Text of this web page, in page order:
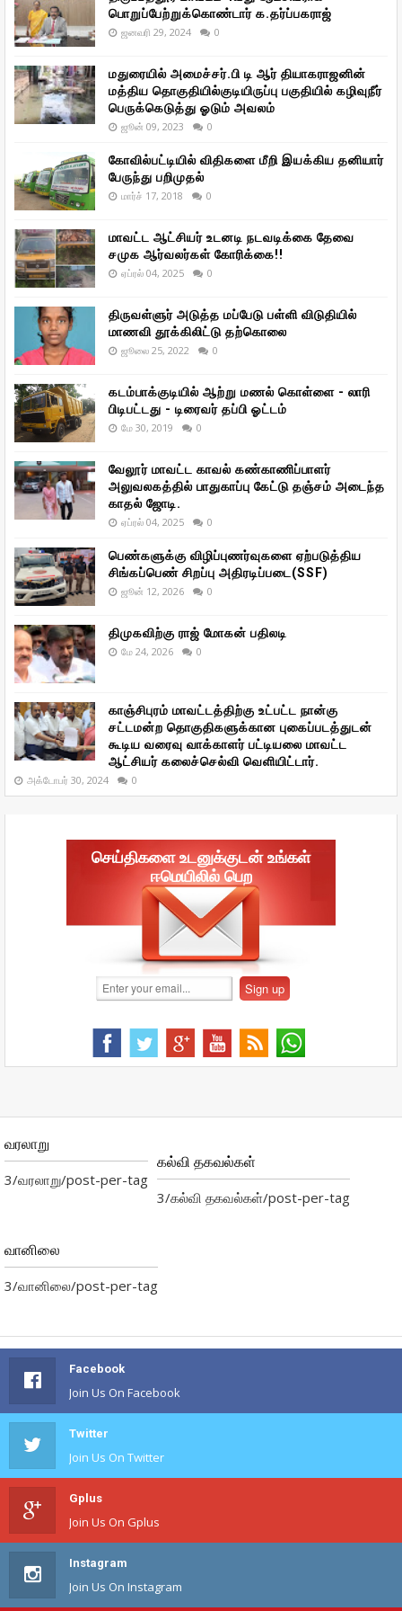
பொறுப்பேற்றுக்கொண்டார் க.தர்ப்பகராஜ்
ஜனவரி 29, 2024 0
மதுரையில் அமைச்சர்.பி டி ஆர் தியாகராஜனின்
மத்திய தொகுதியில்குடியிருப்பு பகுதியில் கழிவுநீர்
பெருக்கெடுத்து ஓடும் அவலம்
ஜூன் 09, 2023 0
கோவில்பட்டியில் விதிகளை மீறி இயக்கிய தனியார்
பேருந்து பறிமுதல்
மார்ச் 17, 2018 0
மாவட்ட ஆட்சியர் உடனடி நடவடிக்கை தேவை
சமுக ஆர்வலர்கள் கோரிக்கை!!
ஏப்ரல் 04, 2025 0
திருவள்ளுர் அடுத்த மப்பேடு பள்ளி விடுதியில்
மாணவி தூக்கிலிட்டு தற்கொலை
ஜூலை 25, 2022 0
கடம்பாக்குடியில் ஆற்று மணல் கொள்ளை - லாரி
பிடிபட்டது - டிரைவர் தப்பி ஓட்டம்
மே 30, 2019 0
வேலூர் மாவட்ட காவல் கண்காணிப்பாளர்
அலுவலகத்தில் பாதுகாப்பு கேட்டு தஞ்சம் அடைந்த
காதல் ஜோடி.
ஏப்ரல் 04, 2025 0
பெண்களுக்கு விழிப்புணர்வுகளை ஏற்படுத்திய
சிங்கப்பெண் சிறப்பு அதிரடிப்படை(SSF)
ஜூன் 12, 2026 0
திமுகவிற்கு ராஜ் மோகன் பதிலடி
மே 24, 2026 0
காஞ்சிபுரம் மாவட்டத்திற்கு உட்பட்ட நான்கு
சட்டமன்ற தொகுதிகளுக்கான புகைப்படத்துடன்
கூடிய வரைவு வாக்காளர் பட்டியலை மாவட்ட
ஆட்சியர் கலைச்செல்வி வெளியிட்டார்.
அக்டோபர் 30, 2024 0
செய்திகளை உடனுக்குடன் உங்கள்
ஈமெயிலில் பெற
வரலாறு
3/வரலாறு/post-per-tag
கல்வி தகவல்கள்
3/கல்வி தகவல்கள்/post-per-tag
வானிலை
3/வானிலை/post-per-tag
Facebook
Join Us On Facebook
Twitter
Join Us On Twitter
Gplus
Join Us On Gplus
Instagram
Join Us On Instagram